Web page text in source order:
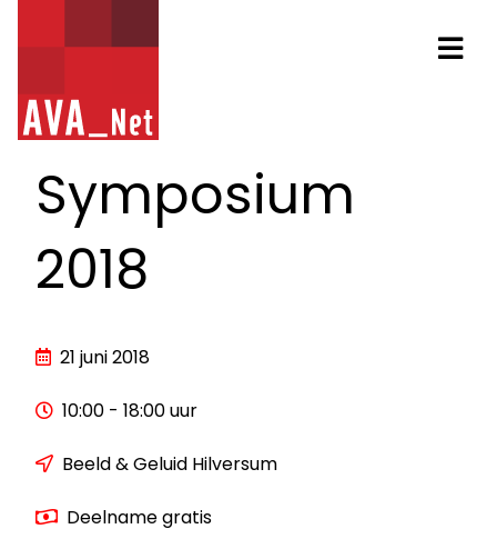
AVA_NET
Symposium
2018
21 juni 2018
10:00 - 18:00 uur
Beeld & Geluid Hilversum
Deelname gratis